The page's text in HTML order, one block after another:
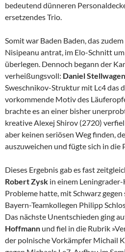
bedeutend dünneren
ersetzendes Trio.
Somit war Baden Baden, das
Nisipeanu antrat, im Elo-Schnitt
überlegen. Dennoch begann der
verheißungsvoll: Daniel Stellwagen
Sweschnikov-Struktur mit Lc4 das
vorkommende Motiv des
brachte es an einer bisher
kreative Alexej Shirov (2720)
aber keinen seriösen Weg finden,
auszuweichen und fügte sich in die
Dieses Ergebnis gab es fast
Robert Zysk in einem
Probleme hatte, mit Schwarz
Bayern-Teamkollegen Philipp
Das nächste Unentschieden ging
Hoffmann und fiel in die Rubrik
der polnische Vorkämpfer Michail